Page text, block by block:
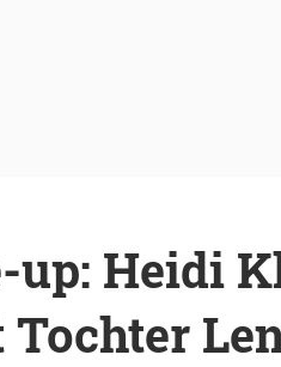
up: Heidi